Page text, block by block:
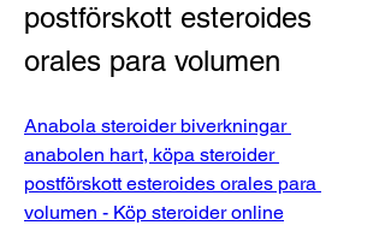
postförskott esteroides
orales para volumen
Anabola steroider biverkningar
anabolen hart, köpa steroider
postförskott esteroides orales para
volumen - Köp steroider online